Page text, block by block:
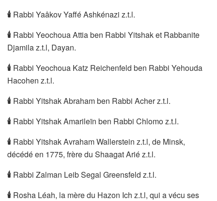
🕯 Rabbi Yaâkov Yaffé Ashkénazi z.t.l.
🕯 Rabbi Yeochoua Attia ben Rabbi Yitshak et Rabbanite
Djamila z.t.l, Dayan.
🕯 Rabbi Yeochoua Katz Reichenfeld ben Rabbi Yehouda
Hacohen z.t.l.
🕯 Rabbi Yitshak Abraham ben Rabbi Acher z.t.l.
🕯 Rabbi Yitshak Amarileïn ben Rabbi Chlomo z.t.l.
🕯 Rabbi Yitshak Avraham Wallerstein z.t.l, de Minsk,
décédé en 1775, frère du Shaagat Arié z.t.l.
🕯 Rabbi Zalman Leib Segal Greensfeld z.t.l.
🕯 Rosha Léah, la mère du Hazon Ich z.t.l, qui a vécu ses